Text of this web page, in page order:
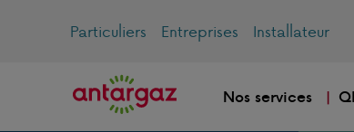
Particuliers Entreprises Installateur
Nos services